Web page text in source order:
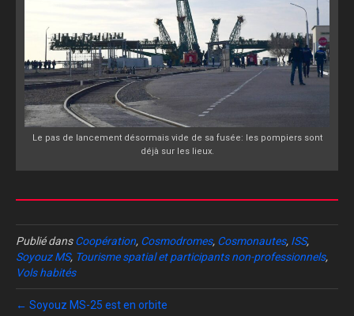
Le pas de lancement désormais vide de sa fusée: les pompiers sont
déjà sur les lieux.
Publié dansCoopération, Cosmodromes, Cosmonautes, ISS,
Soyouz MS, Tourisme spatial et participants non-professionnels,
Vols habités
← Soyouz MS-25 est en orbite